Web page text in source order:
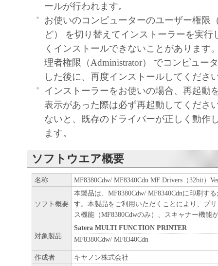
と言います。）において、「本ソフトウエ
契約書においては、「本ソフトウエア」を
の記憶媒体上にインストールすること、ま
ーにおいて表示すること、アクセスするこ
行することのいずれも含むものとします。
独占的権利をお客様に対して許諾します。
お客様は、また「指定機器」にネットワー
されたコンピューター上で、かかるコンピ
者に対して「本ソフトウエア」を使用させ
すが、かかるコンピューターの使用者に本
を負うことを条件とします。
(2) お客様は、上記(1)に基づいて「本ソフ
するためのバックアップとして、「本ソフ
部、複製することができます。
(3) 上記(1)および(2)に定める場合を除き、
ヤノンのライセンサーのいかなる知的財産
るいは許諾されるものではありません。
ールが行われます。
お使いのコンピューターのユーザー権限
ど） を切り替えてインストーラーを実行
くインストールできないことがあります
理者権限（Administrator） でコンピュー
した後に、再度インストールしてくださ
インストーラーをお使いの場合、再起動
表示があった際は必ず再起動してくださ
ないと、既存のドライバーが正しく動作
ます。
ソフトウエア概要
名称 MF8380Cdw/ MF8340Cdn MF Drivers（32bit）
ソフト概要
本製品は、MF8380Cdw/ MF8340Cdnに印刷す
す。本製品をご利用いただくことにより、プ
ス機能（MF8380Cdwのみ）、スキャナー機能
対象製品
Satera MULTI FUNCTION PRINTER
MF8380Cdw/ MF8340Cdn
作成者
キヤノン株式会社